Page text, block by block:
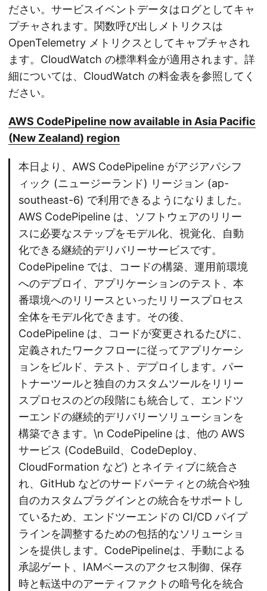
ださい。サービスイベントデータはログとしてキャ
プチャされます。関数呼び出しメトリクスは
OpenTelemetry メトリクスとしてキャプチャされ
ます。CloudWatch の標準料金が適用されます。詳
細については、CloudWatch の料金表を参照してく
ださい。
AWS CodePipeline now available in Asia Pacific
(New Zealand) region
本日より、AWS CodePipeline がアジアパシフ
ィック (ニュージーランド) リージョン (ap-
southeast-6) で利用できるようになりました。
AWS CodePipeline は、ソフトウェアのリリー
スに必要なステップをモデル化、視覚化、自動
化できる継続的デリバリーサービスです。
CodePipeline では、コードの構築、運用前環境
へのデプロイ、アプリケーションのテスト、本
番環境へのリリースといったリリースプロセス
全体をモデル化できます。その後、
CodePipeline は、コードが変更されるたびに、
定義されたワークフローに従ってアプリケーシ
ョンをビルド、テスト、デプロイします。パー
トナーツールと独自のカスタムツールをリリー
スプロセスのどの段階にも統合して、エンドツ
ーエンドの継続的デリバリーソリューションを
構築できます。\n CodePipeline は、他の AWS
サービス (CodeBuild、CodeDeploy、
CloudFormation など) とネイティブに統合さ
れ、GitHub などのサードパーティとの統合や独
自のカスタムプラグインとの統合をサポートし
ているため、エンドツーエンドの CI/CD パイプ
ラインを調整するための包括的なソリューショ
ンを提供します。CodePipelineは、手動による
承認ゲート、IAMベースのアクセス制御、保存
時と転送中のアーティファクトの暗号化を統合